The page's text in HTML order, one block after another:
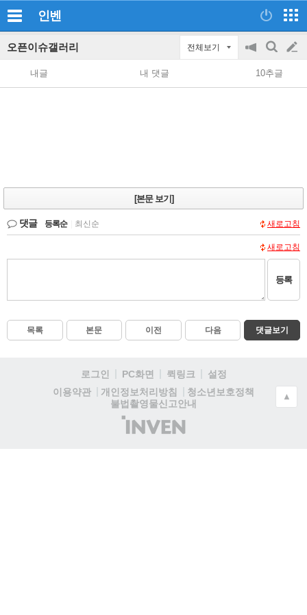
인벤
오픈이슈갤러리 전체보기
공
지
on/off
검
색
글
쓰
내글 내 댓글 10추글
[본문 보기]
댓글 등록순 최신순 새로고침
새로고침
등록
목록 본문 이전 다음 댓글보기
로그인 PC화면 퀵링크
설정
이용약관
개인정보처리방침
청소년보호정책
불법촬영물신고안내
(주)
인
▲